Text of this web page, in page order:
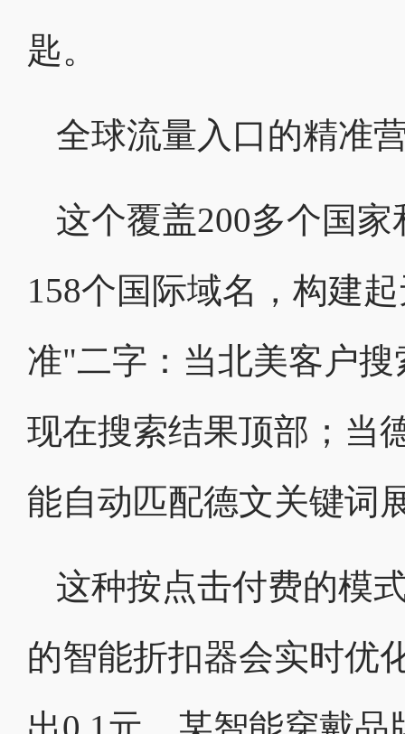
匙。
全球流量入口的精准
这个覆盖200多个国
158个国际域名，构建
准"二字：当北美客户
现在搜索结果顶部；当
能自动匹配德文关键词
这种按点击付费的模
的智能折扣器会实时优